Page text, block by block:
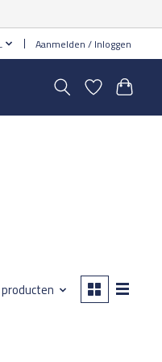
Aanmelden / Inloggen